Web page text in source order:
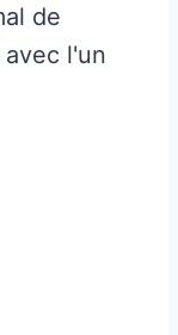
de
l'un